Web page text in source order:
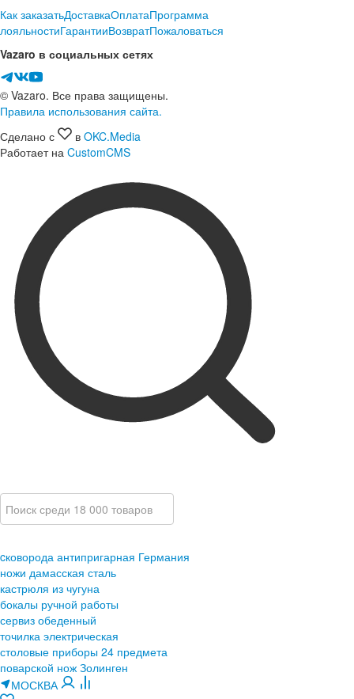
Как заказатьДоставкаОплатаПрограмма
лояльностиГарантииВозвратПожаловаться
Vazaro в социальных сетях
© Vazaro. Все права защищены.
Правила использования сайта.
Сделано с
в OKC.Media
Работает на CustomCMS
cковорода антипригарная Германия
ножи дамасская сталь
кастрюля из чугуна
бокалы ручной работы
сервиз обеденный
точилка электрическая
столовые приборы 24 предмета
поварской нож Золинген
МОСКВА